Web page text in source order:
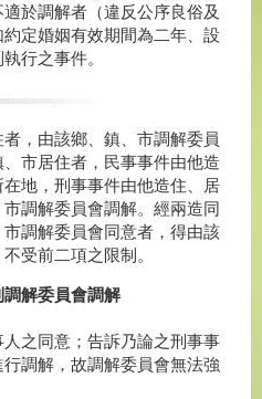
於調解者（違反公序良俗及
定婚姻有效期間為二年、設
行之事件。
，由該鄉、鎮、市調解委員
市居住者，民事事件由他造
地，刑事事件由他造住、居
調解委員會調解。經兩造同
調解委員會同意者，得由該
受前二項之限制。
解委員會調解
之同意；告訴乃論之刑事事
調解，故調解委員會無法強